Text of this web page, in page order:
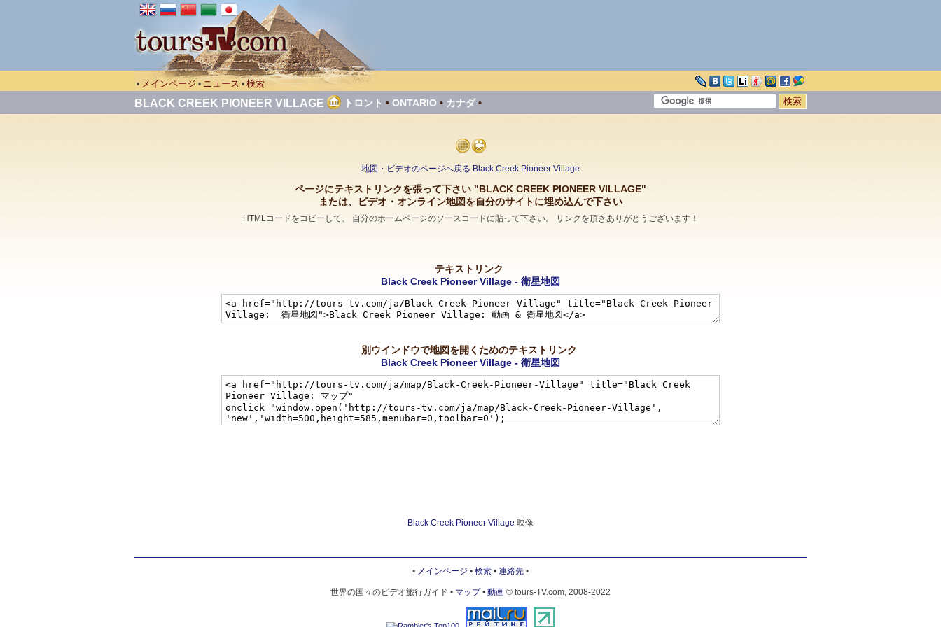
• メインページ • ニュース • 検索
BLACK CREEK PIONEER VILLAGE トロント • ONTARIO • カナダ•
地図・ビデオのページへ戻る Black Creek Pioneer Village
ページにテキストリンクを張って下さい "BLACK CREEK PIONEER VILLAGE"
または、ビデオ・オンライン地図を自分のサイトに埋め込んで下さい
HTMLコードをコピーして、 自分のホームページのソースコードに貼って下さい。 リンクを頂きありがとうございます！
テキストリンク
Black Creek Pioneer Village - 衛星地図
別ウインドウで地図を開くためのテキストリンク
Black Creek Pioneer Village - 衛星地図
Black Creek Pioneer Village 映像
• メインページ • 検索 • 連絡先 •
世界の国々のビデオ旅行ガイド • マップ• 動画 © tours-TV.com, 2008-2022